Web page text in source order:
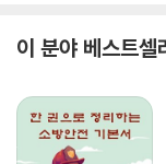
이 분야 베스트셀